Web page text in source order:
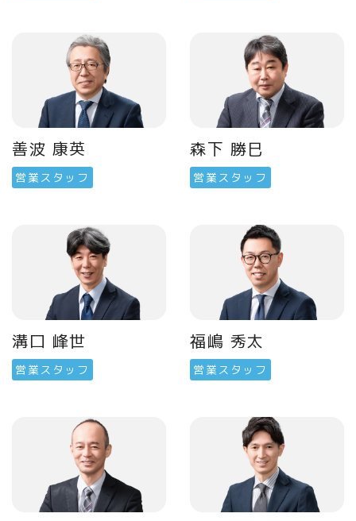
善波 康英
営業スタッフ
森下 勝巳
営業スタッフ
溝口 峰世
営業スタッフ
福嶋 秀太
営業スタッフ